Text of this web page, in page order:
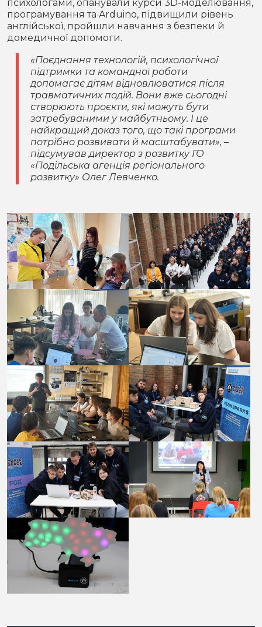
психологами, опанували курси 3D-моделювання,
програмування та Arduino, підвищили рівень
англійської, пройшли навчання з безпеки й
домедичної допомоги.
«Поєднання технологій, психологічної
підтримки та командної роботи
допомагає дітям відновлюватися після
травматичних подій. Вони вже сьогодні
створюють проєкти, які можуть бути
затребуваними у майбутньому. І це
найкращий доказ того, що такі програми
потрібно розвивати й масштабувати», –
підсумував директор з розвитку ГО
«Подільська агенція регіонального
розвитку» Олег Левченко.